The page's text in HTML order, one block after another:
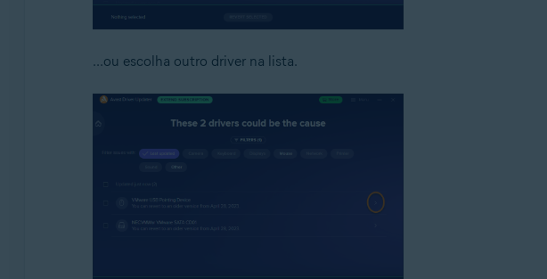
...ou escolha outro driver na lista.